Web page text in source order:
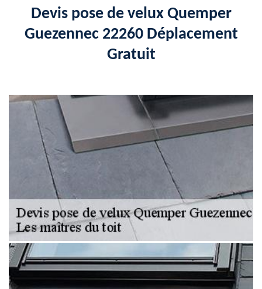
Devis pose de velux Quemper
Guezennec 22260 Déplacement
Gratuit